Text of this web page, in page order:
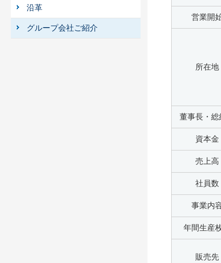
営業開
所在地
董事長・総
資本金
売上高
社員数
事業内
年間生産
販売先
沿革
グループ会社ご紹介